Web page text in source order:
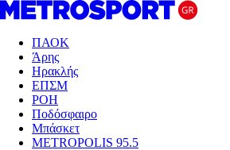
ΠΑΟΚ
Άρης
Ηρακλής
ΕΠΣΜ
ΡΟΗ
Ποδόσφαιρο
Μπάσκετ
METROPOLIS 95.5